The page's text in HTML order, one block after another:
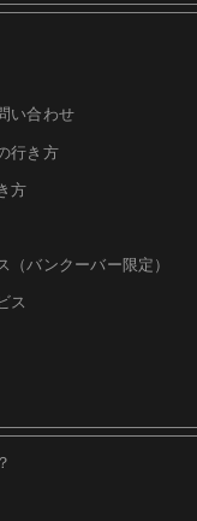
い合わせ
行き方
方
（バンクーバー限定）
ス